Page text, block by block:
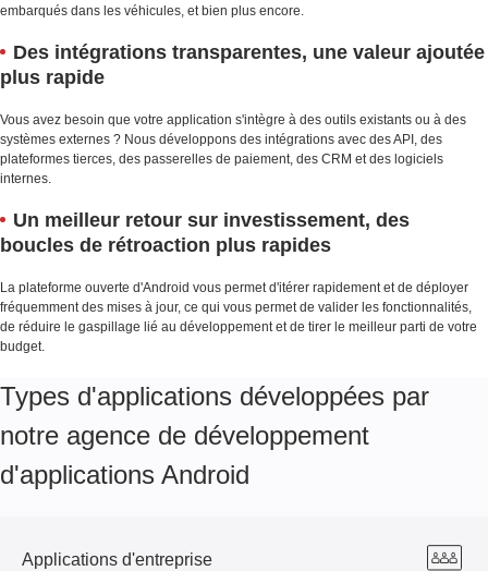
embarqués dans les véhicules, et bien plus encore.
Des intégrations transparentes, une valeur ajoutée
plus rapide
Vous avez besoin que votre application s'intègre à des outils existants ou à des
systèmes externes ? Nous développons des intégrations avec des API, des
plateformes tierces, des passerelles de paiement, des CRM et des logiciels
internes.
Un meilleur retour sur investissement, des
boucles de rétroaction plus rapides
La plateforme ouverte d'Android vous permet d'itérer rapidement et de déployer
fréquemment des mises à jour, ce qui vous permet de valider les fonctionnalités,
de réduire le gaspillage lié au développement et de tirer le meilleur parti de votre
budget.
Types d'applications développées par
notre agence de développement
d'applications Android
Applications d'entreprise